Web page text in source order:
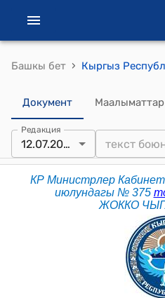
Башкы бет ›
Документ Маалыматтар
Редакция
12.07.2024